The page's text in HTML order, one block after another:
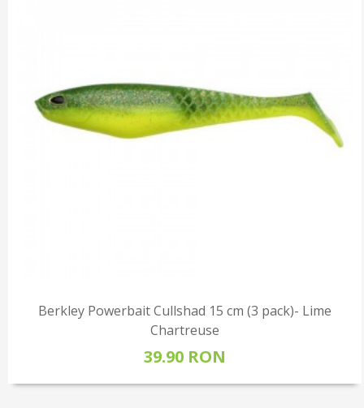
Berkley Powerbait Cullshad 15 cm (3 pack)- Lime
Chartreuse
39.90 RON